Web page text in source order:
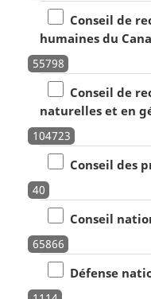
Conseil de
humaines du
55798
Conseil de
naturelles et en
104723
Conseil des
40
Conseil
65866
Défense